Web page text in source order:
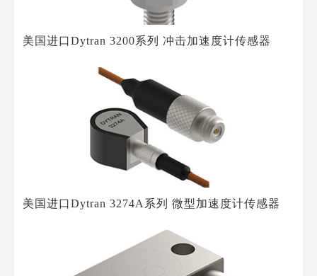
美国进口Dytran 3200系列 冲击加速度计传感器
美国进口Dytran 3274A系列 微型加速度计传感器